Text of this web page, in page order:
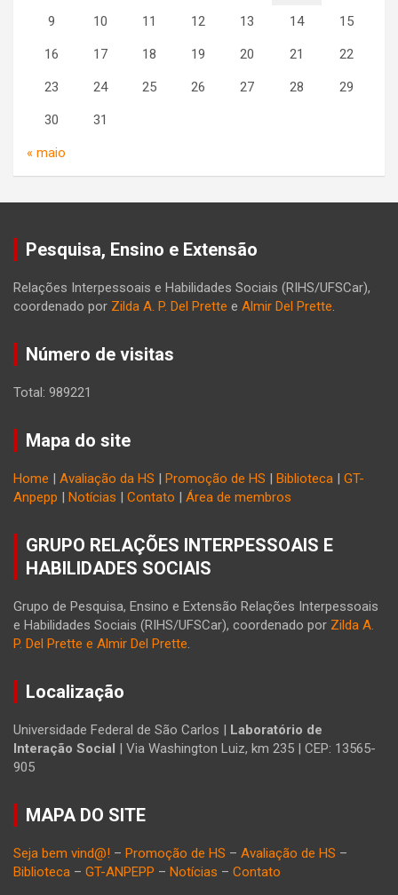
9 10 11 12 13 14 15
16 17 18 19 20 21 22
23 24 25 26 27 28 29
30 31
« maio
Pesquisa, Ensino e Extensão
Relações Interpessoais e Habilidades Sociais (RIHS/UFSCar),
coordenado por Zilda A. P. Del Prette e Almir Del Prette.
Número de visitas
Total: 989221
Mapa do site
Home Avaliação da HS Promoção de HS Biblioteca
GT-
Anpepp
Notícias Contato Área de membros
GRUPO RELAÇÕES INTERPESSOAIS E
HABILIDADES SOCIAIS
Grupo de Pesquisa, Ensino e Extensão Relações Interpessoais
e Habilidades Sociais (RIHS/UFSCar), coordenado por Zilda A.
P. Del Prette e Almir Del Prette.
Localização
Universidade Federal de São Carlos |
Laboratório de
Interação Social
| Via Washington Luiz, km 235 | CEP: 13565-
905
MAPA DO SITE
Seja bem vind@! – Promoção de HS – Avaliação de HS –
Biblioteca – GT-ANPEPP – Notícias – Contato